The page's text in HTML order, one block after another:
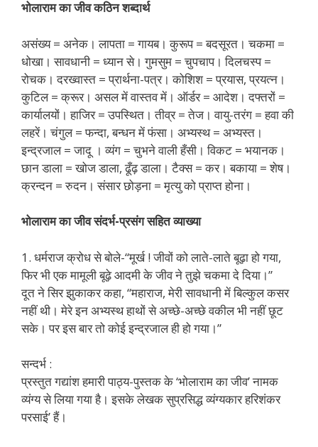
भोलाराम का जीव कठिन शब्दार्थ
असंख्य = अनेक। लापता = गायब। कुरूप = बदसूरत। चकमा =
धोखा। सावधानी = ध्यान से। गुमसुम = चुपचाप। दिलचस्प =
रोचक। दरख्वास्त = प्रार्थना-पत्र। कोशिश = प्रयास, प्रयत्न।
कुटिल = क्रूर। असल में वास्तव में। ऑर्डर = आदेश। दफ्तरों =
कार्यालयों। हाजिर = उपस्थित। तीव्र = तेज। वायु-तरंग = हवा की
लहरें। चंगुल = फन्दा, बन्धन में फंसा। अभ्यस्थ = अभ्यस्त।
इन्द्रजाल = जादू । व्यंग = चुभने वाली हँसी। विकट = भयानक।
छान डाला = खोज डाला, ढूँढ़ डाला। टैक्स = कर। बकाया = शेष।
क्रन्दन = रुदन। संसार छोड़ना = मृत्यु को प्राप्त होना।
भोलाराम का जीव संदर्भ-प्रसंग सहित व्याख्या
1. धर्मराज क्रोध से बोले-“मूर्ख ! जीवों को लाते-लाते बूढ़ा हो गया,
फिर भी एक मामूली बूढ़े आदमी के जीव ने तुझे चकमा दे दिया।”
दूत ने सिर झुकाकर कहा, “महाराज, मेरी सावधानी में बिल्कुल कसर
नहीं थी। मेरे इन अभ्यस्थ हाथों से अच्छे-अच्छे वकील भी नहीं छूट
सके। पर इस बार तो कोई इन्द्रजाल ही हो गया।”
सन्दर्भ :
प्रस्तुत गद्यांश हमारी पाठ्य-पुस्तक के ‘भोलाराम का जीव’ नामक
व्यंग्य से लिया गया है। इसके लेखक सुप्रसिद्ध व्यंग्यकार हरिशंकर
परसाई’ हैं।